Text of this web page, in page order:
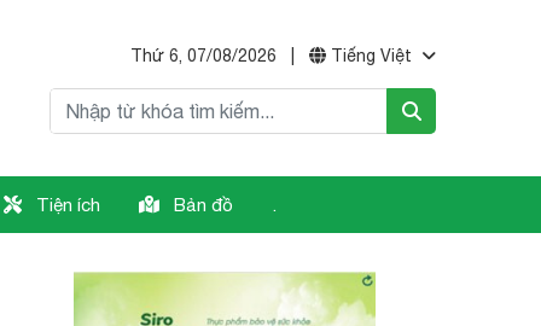
Thứ 6, 07/08/2026 Tiếng Việt
Tiện ích Bản đồ .